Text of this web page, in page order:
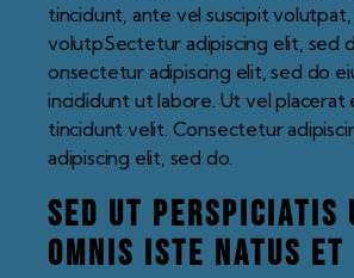
tincidunt, ante vel suscipit
volutpSectetur adipiscing elit, sed
onsectetur adipiscing elit, sed do
incididunt ut labore. Ut vel placerat
tincidunt velit. Consectetur
adipiscing elit, sed do.
Sed ut perspiciatis
omnis iste natus et